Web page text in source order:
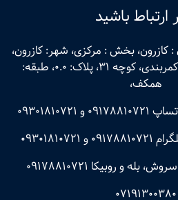
ارتباط باشید
کازرون، بخش : مرکزی، شهر: کازرون،
محله: مصلی، خیابان کمربندی، کوچه 31، پلاک: 0.0، طبقه:
همکف،
09178810721 و 09301810721
09178810721 و 09301810721
و روبیکا 09178810721
07191300380